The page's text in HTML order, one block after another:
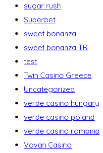
sugar rush
Superbet
sweet bonanza
sweet bonanza TR
test
Twin Casino Greece
Uncategorized
verde casino hungary
verde casino poland
verde casino romania
Vovan Casino